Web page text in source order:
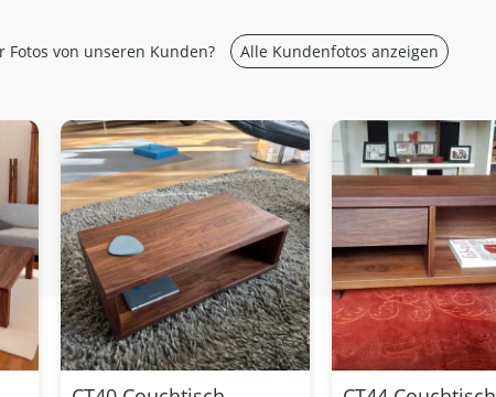
Fotos von unseren Kunden? Alle Kundenfotos anzeigen